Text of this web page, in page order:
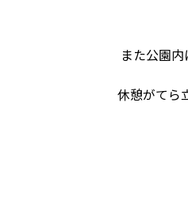
また公園内には
休憩がてら立